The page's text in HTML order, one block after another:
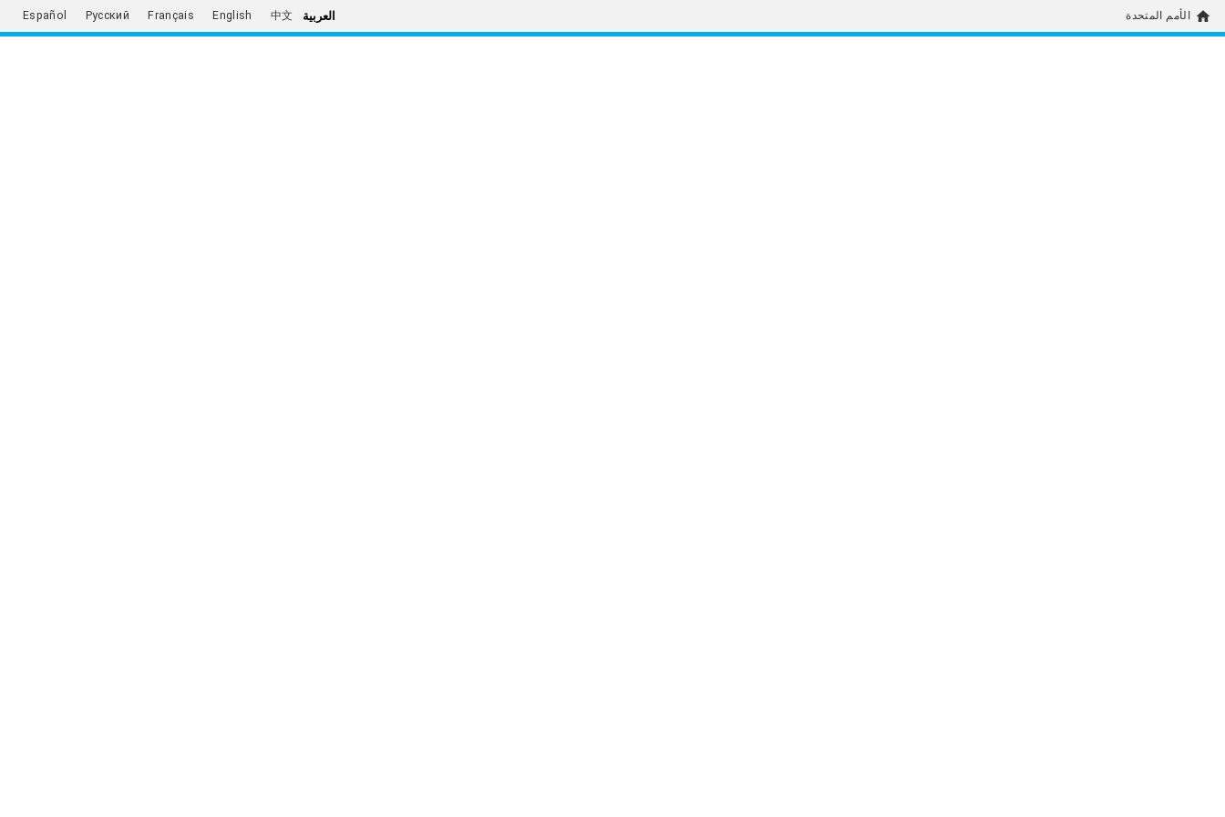
home الأمم المتحدة العربية 中文
English
Français
Русский
Español